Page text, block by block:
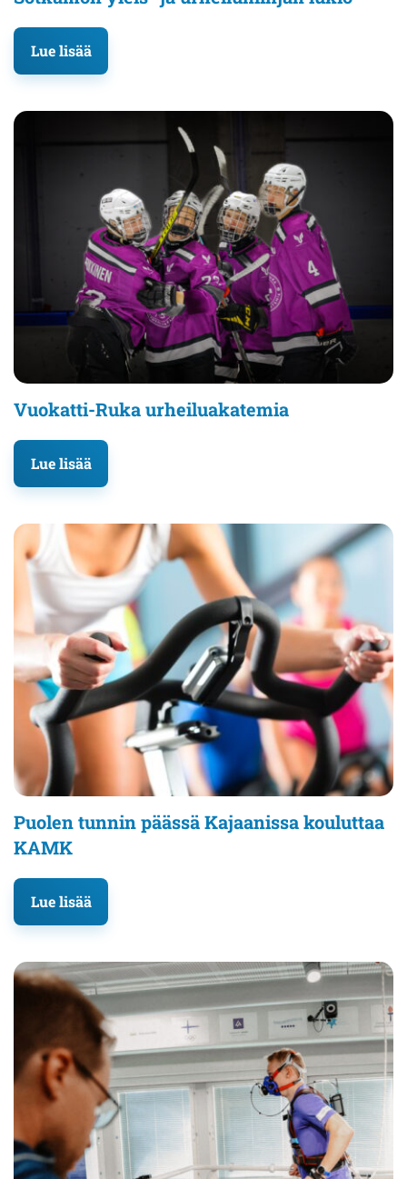
Lue lisää
Vuokatti-Ruka urheiluakatemia
Lue lisää
Puolen tunnin päässä Kajaanissa kouluttaa
KAMK
Lue lisää